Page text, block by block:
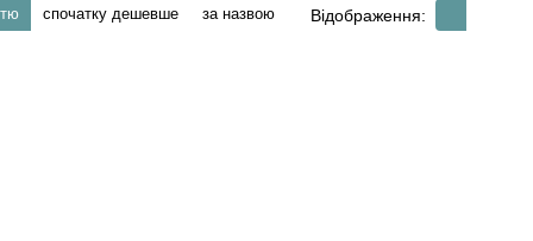
спочатку дешевше за назвою Відображення: